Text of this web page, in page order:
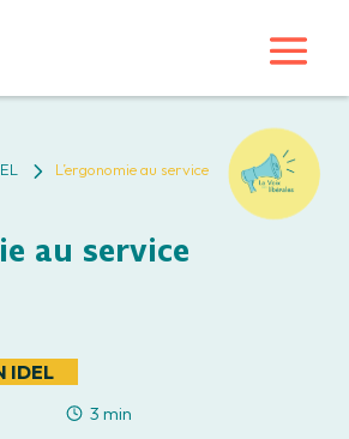
5
L’ergonomie au service
au service
IDEL
3 min